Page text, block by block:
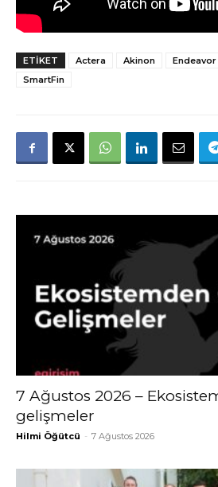
ETIKET Actera Akinon
SmartFin
7 Ağustos 2026 –
gelişmeler
Hilmi Öğütcü - 7 Ağustos 2026